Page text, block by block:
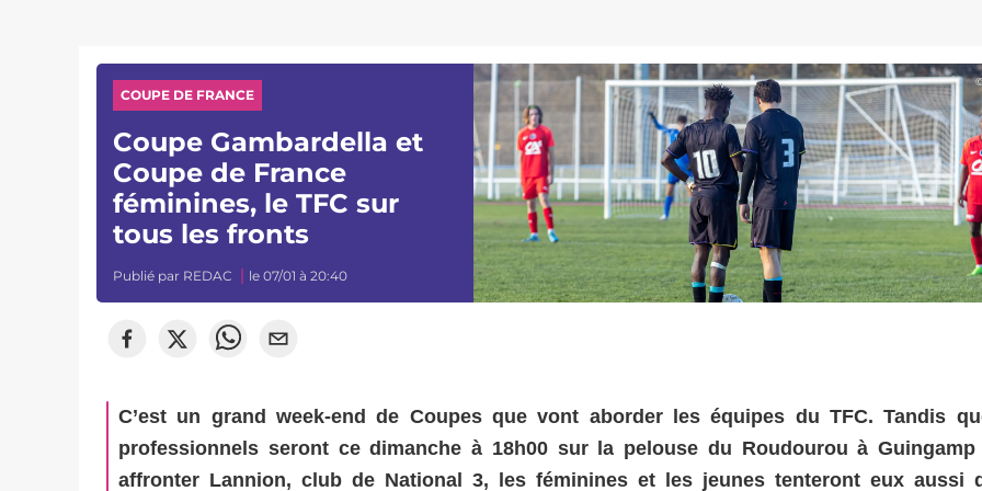
COUPE DE FRANCE
Coupe Gambardella et
Coupe de France
féminines, le TFC sur
tous les fronts
Publié par REDAC le 07/01 à 20:40
C’est un grand week-end de Coupes que vont aborder les équipes du TFC. Tandis
professionnels seront ce dimanche à 18h00 sur la pelouse du Roudourou à
affronter Lannion, club de National 3, les féminines et les jeunes tenteront eux aussi